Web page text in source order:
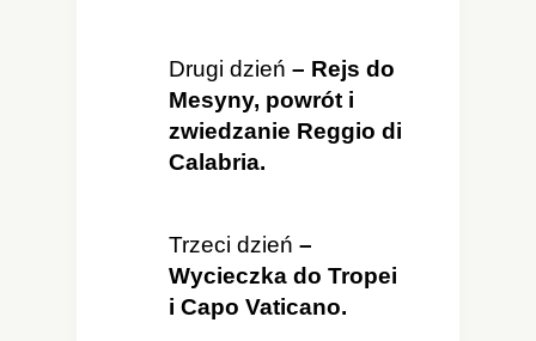
Drugi dzień – Rejs do
Mesyny, powrót i
zwiedzanie Reggio di
Calabria.
Trzeci dzień –
Wycieczka do Tropei
i Capo Vaticano.